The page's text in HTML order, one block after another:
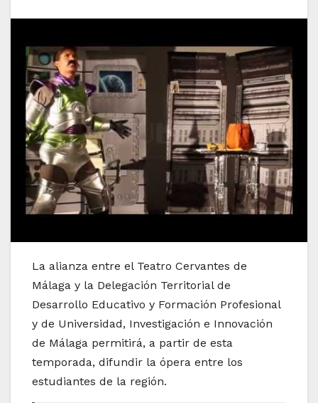
La alianza entre el Teatro Cervantes de
Málaga y la Delegación Territorial de
Desarrollo Educativo y Formación Profesional
y de Universidad, Investigación e Innovación
de Málaga permitirá, a partir de esta
temporada, difundir la ópera entre los
estudiantes de la región.